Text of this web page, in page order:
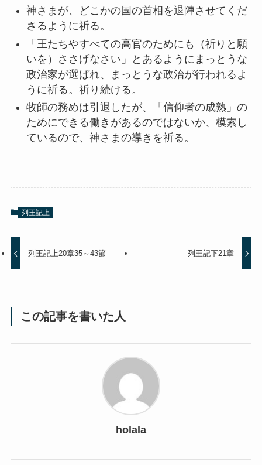
神さまが、どこかの国の首相を退陣させてくだ
さるように祈る。
「王たちやすべての高官のためにも（祈りと願
いを）ささげなさい」とあるようにまっとうな
政治家が選ばれ、まっとうな政治が行われるよ
うに祈る。祈り続ける。
牧師の務めは引退したが、「信仰者の成熟」の
ためにできる働きがあるのではないか、模索し
ているので、神さまの導きを祈る。
列王記上
列王記上20章35～43節 列王記下21章
この記事を書いた人
holala